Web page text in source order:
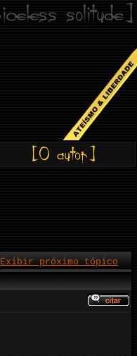
Exibir próximo tópico